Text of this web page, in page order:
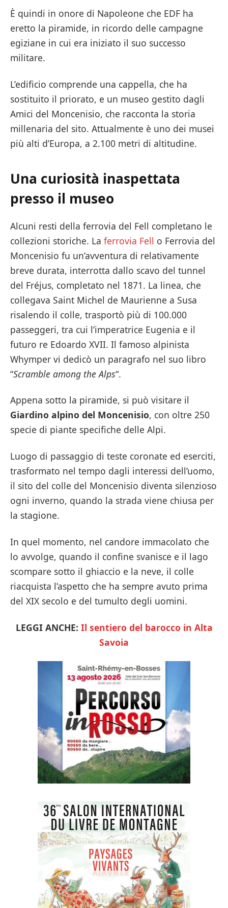
È quindi in onore di Napoleone che EDF ha
eretto la piramide, in ricordo delle campagne
egiziane in cui era iniziato il suo successo
militare.
L’edificio comprende una cappella, che ha
sostituito il priorato, e un museo gestito dagli
Amici del Moncenisio, che racconta la storia
millenaria del sito. Attualmente è uno dei musei
più alti d’Europa, a 2.100 metri di altitudine.
Una curiosità inaspettata
presso il museo
Alcuni resti della ferrovia del Fell completano le
collezioni storiche. La ferrovia Fell o Ferrovia del
Moncenisio fu un’avventura di relativamente
breve durata, interrotta dallo scavo del tunnel
del Fréjus, completato nel 1871. La linea, che
collegava Saint Michel de Maurienne a Susa
risalendo il colle, trasportò più di 100.000
passeggeri, tra cui l’imperatrice Eugenia e il
futuro re Edoardo XVII. Il famoso alpinista
Whymper vi dedicò un paragrafo nel suo libro
“Scramble among the Alps“.
Appena sotto la piramide, si può visitare il
Giardino alpino del Moncenisio, con oltre 250
specie di piante specifiche delle Alpi.
Luogo di passaggio di teste coronate ed eserciti,
trasformato nel tempo dagli interessi dell’uomo,
il sito del colle del Moncenisio diventa silenzioso
ogni inverno, quando la strada viene chiusa per
la stagione.
In quel momento, nel candore immacolato che
lo avvolge, quando il confine svanisce e il lago
scompare sotto il ghiaccio e la neve, il colle
riacquista l’aspetto che ha sempre avuto prima
del XIX secolo e del tumulto degli uomini.
LEGGI ANCHE: Il sentiero del barocco in Alta
Savoia